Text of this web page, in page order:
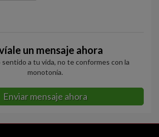
un mensaje ahora
sentido a tu vida, no te conformes con la
monotonía.
Enviar mensaje ahora